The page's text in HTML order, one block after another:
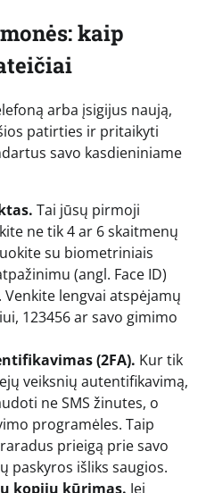
kaip
arba įsigijus naują,
patirties ir pritaikyti
savo kasdieniniame
Tai jūsų pirmoji
ne tik 4 ar 6 skaitmenų
su biometriniais
(angl. Face ID)
lengvai atspėjamų
123456 ar savo gimimo
(2FA). Kur tik
veiksnių autentifikavimą,
ne SMS žinutes, o
programėles. Taip
prieigą prie savo
paskyros išliks saugios.
kopijų kūrimas. Jei